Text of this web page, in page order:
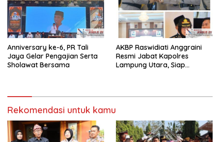
Anniversary ke-6, PR Tali
Jaya Gelar Pengajian Serta
Sholawat Bersama
AKBP Raswidiati Anggraini
Resmi Jabat Kapolres
Lampung Utara, Siap
Rekomendasi untuk kamu